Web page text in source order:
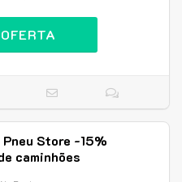
Pneu Store -15%
caminhões